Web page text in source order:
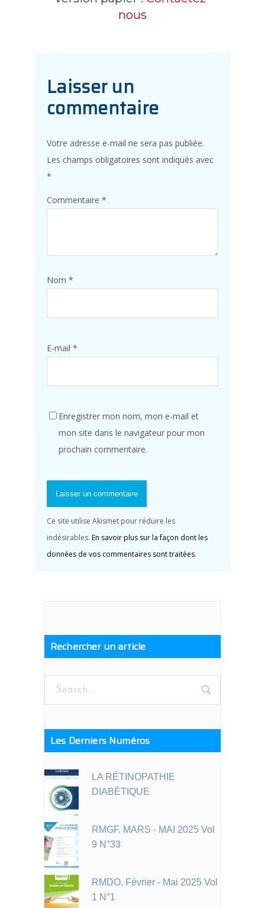
nous
Laisser un
commentaire
Votre adresse e-mail ne sera pas publiée.
Les champs obligatoires sont indiqués avec
*
Commentaire *
Nom *
E-mail *
Enregistrer mon nom, mon e-mail et
mon site dans le navigateur pour mon
prochain commentaire.
Ce site utilise Akismet pour réduire les
indésirables. En savoir plus sur la façon dont les
données de vos commentaires sont traitées.
Rechercher un article
Search
Les Derniers Numéros
LA RÉTINOPATHIE
DIABÉTIQUE
RMGF. MARS - MAI 2025 Vol
9 N°33
RMDO. Février - Mai 2025 Vol
1 N°1